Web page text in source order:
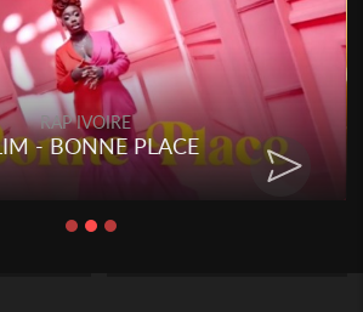
RAP IVOIRE
RENARD BARAKISSA - DOS DE
CHAT